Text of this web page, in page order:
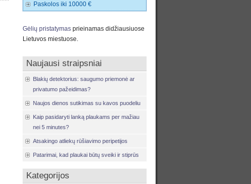
Paskolos iki 10000 €
Gėlių pristatymas prieinamas didžiausiuose
Lietuvos miestuose.
Naujausi straipsniai
Blakių detektorius: saugumo priemonė ar
privatumo pažeidimas?
Naujos dienos sutikimas su kavos puodeliu
Kaip pasidaryti lanką plaukams per mažiau
nei 5 minutes?
Atsakingo atliekų rūšiavimo peripetijos
Patarimai, kad plaukai būtų sveiki ir stiprūs
Kategorijos